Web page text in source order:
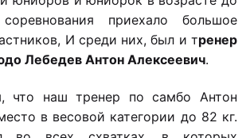
приехало большое
И среди них, был и тренер
Лебедев Антон Алексеевич.
что наш тренер по самбо Антон
в весовой категории до 82 кг.